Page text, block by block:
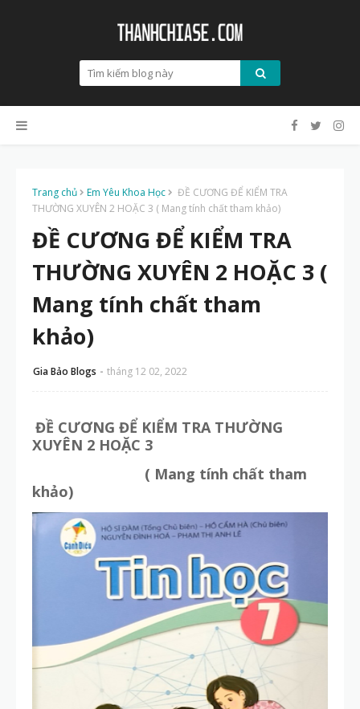
Trang chủ Em Yêu Khoa Học
ĐỀ CƯƠNG ĐỂ KIỂM TRA
THƯỜNG XUYÊN 2 HOẶC 3 ( Mang tính chất tham khảo)
ĐỀ CƯƠNG ĐỂ KIỂM TRA
THƯỜNG XUYÊN 2 HOẶC 3 (
Mang tính chất tham
khảo)
Gia Bảo Blogs tháng 12 02, 2022
ĐỀ CƯƠNG ĐỂ KIỂM TRA THƯỜNG
XUYÊN 2 HOẶC 3
( Mang tính chất tham
khảo)